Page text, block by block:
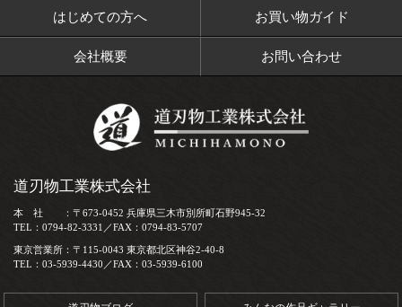
はじめての方へ お買い物ガイド
会社概要 お問い合わせ
道刃物工業株式会社
本 社 ：〒673-0452 兵庫県三木市別所町石野945-32
TEL：0794-82-3331／FAX：0794-83-5707
東京営業所：〒115-0043 東京都北区神谷2-40-8
TEL：03-5939-4430／FAX：03-5939-6100